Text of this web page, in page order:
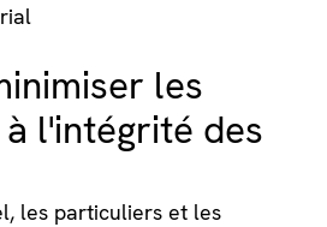
les
l'intégrité des
les particuliers et les